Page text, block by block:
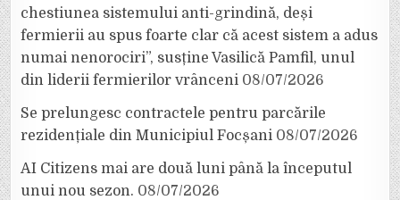
chestiunea sistemului anti-grindină, deși
fermierii au spus foarte clar că acest sistem a adus
numai nenorociri”, susține Vasilică Pamfil, unul
din liderii fermierilor vrânceni 08/07/2026
Se prelungesc contractele pentru parcările
rezidențiale din Municipiul Focșani 08/07/2026
AI Citizens mai are două luni până la începutul
unui nou sezon. 08/07/2026